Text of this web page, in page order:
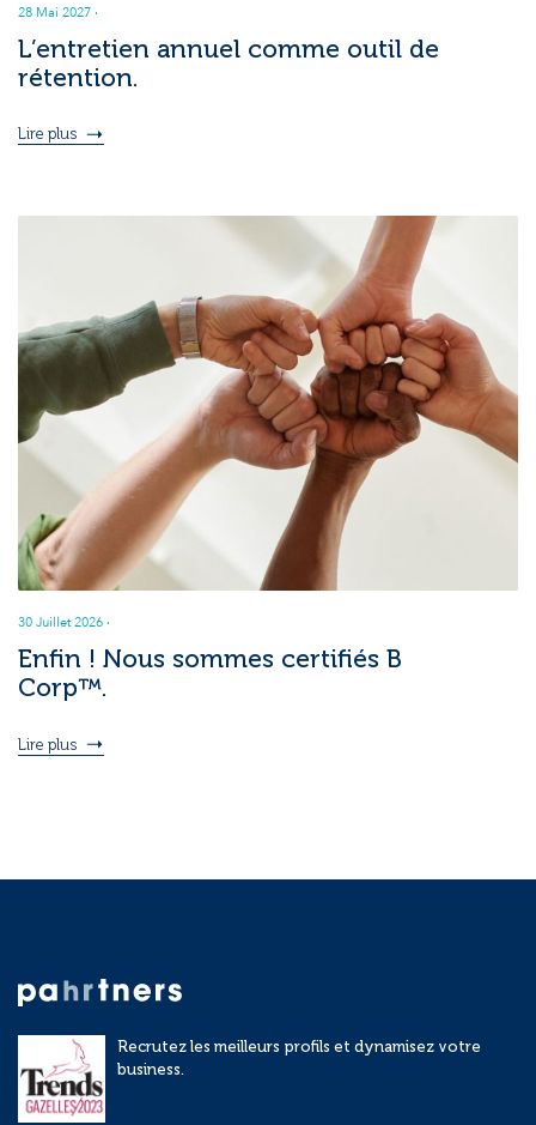
28 Mai 2027 ·
L’entretien annuel comme outil de
rétention.
Lire plus
30 Juillet 2026 ·
Enfin ! Nous sommes certifiés B
Corp™.
Lire plus
Recrutez les meilleurs profils et dynamisez votre
business.